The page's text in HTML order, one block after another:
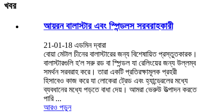
খবর
আয়রন বালাস্টার এবং স্পিন্ডলস সরবরাহকারী
21-01-18 এডমিন দ্বারা
বোয়া মেটাল চীনের বালাস্টারের জন্য বিশেষায়িত প্রস্তুতকারক।
বালাস্টারগুলি হ'ল সরু রড বা স্পিন্ডল যা রেলিংয়ের জন্য উল্লম্ব
সমর্থন সরবরাহ করে। তারা একটি প্রতিরক্ষামূলক প্রহরী
হিসাবেও কাজ করে যা লোকেরা ট্রেড এবং হ্যান্ড্রেলের মধ্যে
ব্যবধানের মধ্যে পড়তে বাধা দেয়। আমরা ভেরুউ উত্পাদন করতে
পারি ...
আরও পড়ুন